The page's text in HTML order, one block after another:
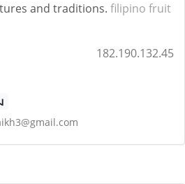
and traditions. filipino fruit
182.190.132.45